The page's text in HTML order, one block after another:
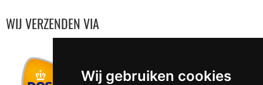
Wij gebruiken cookies
WIJ VERZENDEN VIA